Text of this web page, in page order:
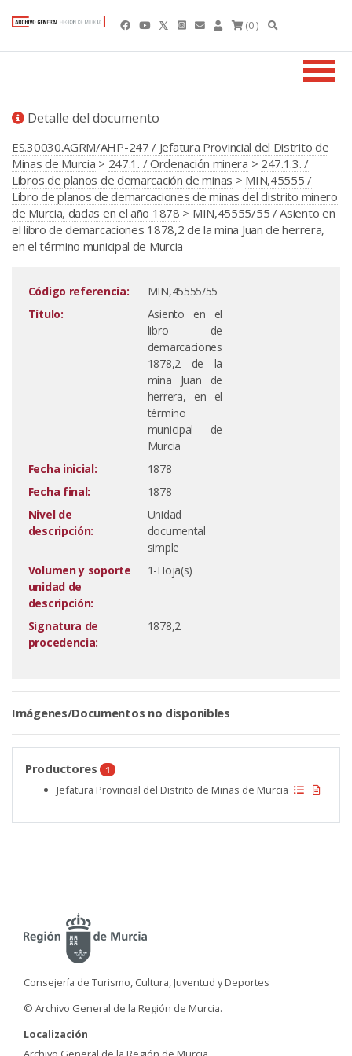
(0 )
Detalle del documento
ES.30030.AGRM/AHP-247 / Jefatura Provincial del Distrito de
Minas de Murcia > 247.1. / Ordenación minera > 247.1.3. /
Libros de planos de demarcación de minas > MIN,45555 /
Libro de planos de demarcaciones de minas del distrito minero
de Murcia, dadas en el año 1878 > MIN,45555/55 / Asiento en
el libro de demarcaciones 1878,2 de la mina Juan de herrera,
en el término municipal de Murcia
Código referencia:
MIN,45555/55
Título:
Asiento en el
libro de
demarcaciones
1878,2 de la
mina Juan de
herrera, en el
término
municipal de
Murcia
Fecha inicial:
1878
Fecha final:
1878
Nivel de
descripción:
Unidad
documental
simple
Volumen y soporte
unidad de
descripción:
1-Hoja(s)
Signatura de
procedencia:
1878,2
Imágenes/Documentos no disponibles
Productores 1
Jefatura Provincial del Distrito de Minas de Murcia
Consejería de Turismo, Cultura, Juventud y Deportes
© Archivo General de la Región de Murcia.
Localización